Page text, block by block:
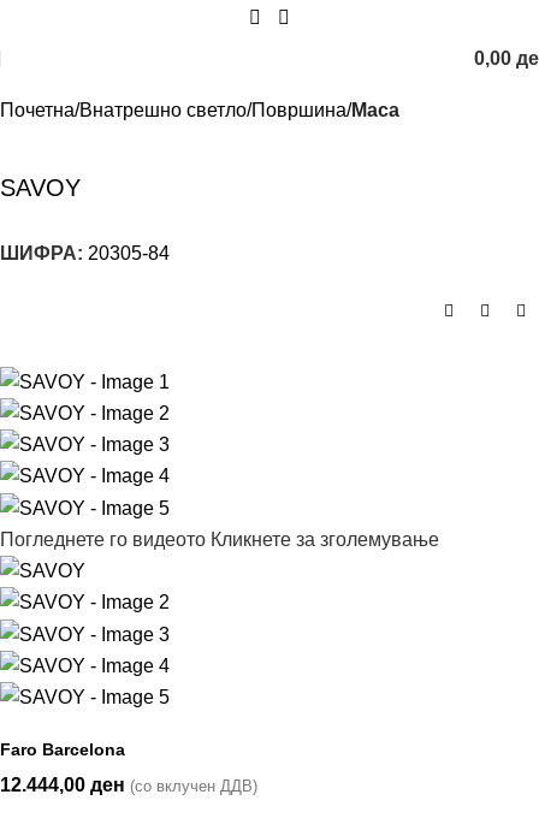
0,00
Почетна Внатрешно светло Површина Маса
SAVOY
ШИФРА: 20305-84
Погледнете го видеото Кликнете за зголемување
Faro Barcelona
12.444,00 ден (со вклучен ДДВ)